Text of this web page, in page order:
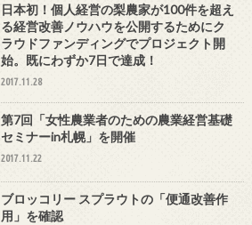
日本初！個人経営の梨農家が100件を超え
る経営改善ノウハウを公開するためにク
ラウドファンディングでプロジェクト開
始。既にわずか7日で達成！
2017.11.28
第7回「女性農業者のための農業経営基礎
セミナーin札幌」を開催
2017.11.22
ブロッコリー スプラウトの「便通改善作
用」を確認